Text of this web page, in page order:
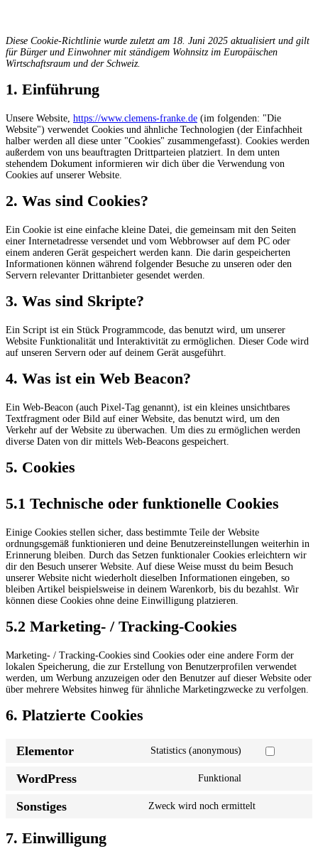
Diese Cookie-Richtlinie wurde zuletzt am 18. Juni 2025 aktualisiert und gilt
für Bürger und Einwohner mit ständigem Wohnsitz im Europäischen
Wirtschaftsraum und der Schweiz.
1. Einführung
Unsere Website, https://www.clemens-franke.de (im folgenden: "Die
Website") verwendet Cookies und ähnliche Technologien (der Einfachheit
halber werden all diese unter "Cookies" zusammengefasst). Cookies werden
außerdem von uns beauftragten Drittparteien platziert. In dem unten
stehendem Dokument informieren wir dich über die Verwendung von
Cookies auf unserer Website.
2. Was sind Cookies?
Ein Cookie ist eine einfache kleine Datei, die gemeinsam mit den Seiten
einer Internetadresse versendet und vom Webbrowser auf dem PC oder
einem anderen Gerät gespeichert werden kann. Die darin gespeicherten
Informationen können während folgender Besuche zu unseren oder den
Servern relevanter Drittanbieter gesendet werden.
3. Was sind Skripte?
Ein Script ist ein Stück Programmcode, das benutzt wird, um unserer
Website Funktionalität und Interaktivität zu ermöglichen. Dieser Code wird
auf unseren Servern oder auf deinem Gerät ausgeführt.
4. Was ist ein Web Beacon?
Ein Web-Beacon (auch Pixel-Tag genannt), ist ein kleines unsichtbares
Textfragment oder Bild auf einer Website, das benutzt wird, um den
Verkehr auf der Website zu überwachen. Um dies zu ermöglichen werden
diverse Daten von dir mittels Web-Beacons gespeichert.
5. Cookies
5.1 Technische oder funktionelle Cookies
Einige Cookies stellen sicher, dass bestimmte Teile der Website
ordnungsgemäß funktionieren und deine Benutzereinstellungen weiterhin in
Erinnerung bleiben. Durch das Setzen funktionaler Cookies erleichtern wir
dir den Besuch unserer Website. Auf diese Weise musst du beim Besuch
unserer Website nicht wiederholt dieselben Informationen eingeben, so
bleiben Artikel beispielsweise in deinem Warenkorb, bis du bezahlst. Wir
können diese Cookies ohne deine Einwilligung platzieren.
5.2 Marketing- / Tracking-Cookies
Marketing- / Tracking-Cookies sind Cookies oder eine andere Form der
lokalen Speicherung, die zur Erstellung von Benutzerprofilen verwendet
werden, um Werbung anzuzeigen oder den Benutzer auf dieser Website oder
über mehrere Websites hinweg für ähnliche Marketingzwecke zu verfolgen.
6. Platzierte Cookies
Elementor Statistics (anonymous)
Consent
WordPress Funktional
service
Sonstiges Zweck wird noch ermittelt
7. Einwilligung